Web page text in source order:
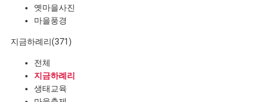
옛마을사진
마을풍경
지금하례리(371)
전체
지금하례리
생태교육